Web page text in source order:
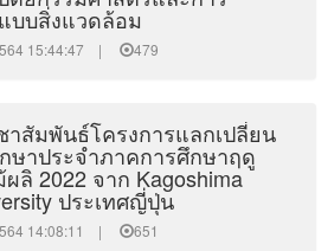
บบสิ่งแวดล้อม
15:44:47 | 479
าสัมพันธ์โครงการแลกเปลี่ยน
ษาประจำภาคการศึกษาฤดู
ผลิ 2022 จาก Kagoshima
ประเทศญี่ปุ่น
14:08:11 | 651